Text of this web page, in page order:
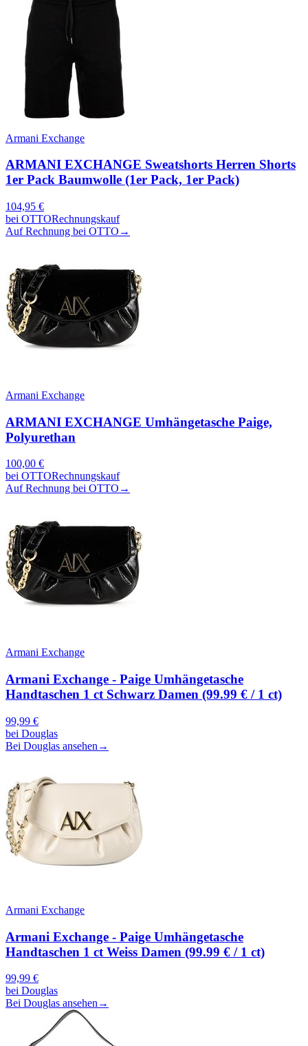
Armani Exchange
ARMANI EXCHANGE Sweatshorts Herren Shorts
1er Pack Baumwolle (1er Pack, 1er Pack)
104,95 €
bei OTTORechnungskauf
Auf Rechnung bei OTTO →
Armani Exchange
ARMANI EXCHANGE Umhängetasche Paige,
Polyurethan
100,00 €
bei OTTORechnungskauf
Auf Rechnung bei OTTO →
Armani Exchange
Armani Exchange - Paige Umhängetasche
Handtaschen 1 ct Schwarz Damen (99.99 € / 1 ct)
99,99 €
bei Douglas
Bei Douglas ansehen →
Armani Exchange
Armani Exchange - Paige Umhängetasche
Handtaschen 1 ct Weiss Damen (99.99 € / 1 ct)
99,99 €
bei Douglas
Bei Douglas ansehen →